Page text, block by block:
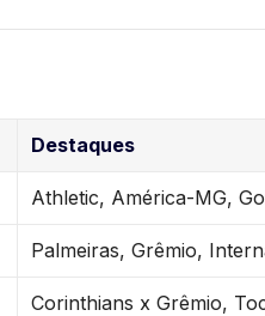
Destaques
Athletic, América-MG,
Palmeiras, Grêmio,
Corinthians x Grêmio,